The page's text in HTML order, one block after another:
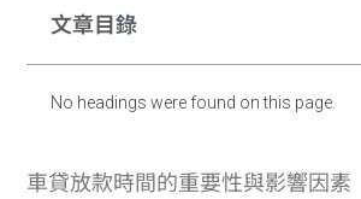
文章目錄
No headings were found on this page.
車貸放款時間的重要性與影響因素